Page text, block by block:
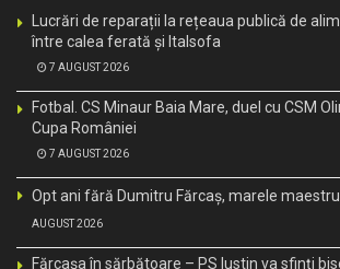
Lucrări de reparații la rețeaua publică de
între calea ferată și Italsofa
7 AUGUST 2026
Fotbal. CS Minaur Baia Mare, duel cu CSM
Cupa României
7 AUGUST 2026
Opt ani fără Dumitru Fărcaș, marele
AUGUST 2026
Fărcașa în sărbătoare – PS Iustin va sfinți